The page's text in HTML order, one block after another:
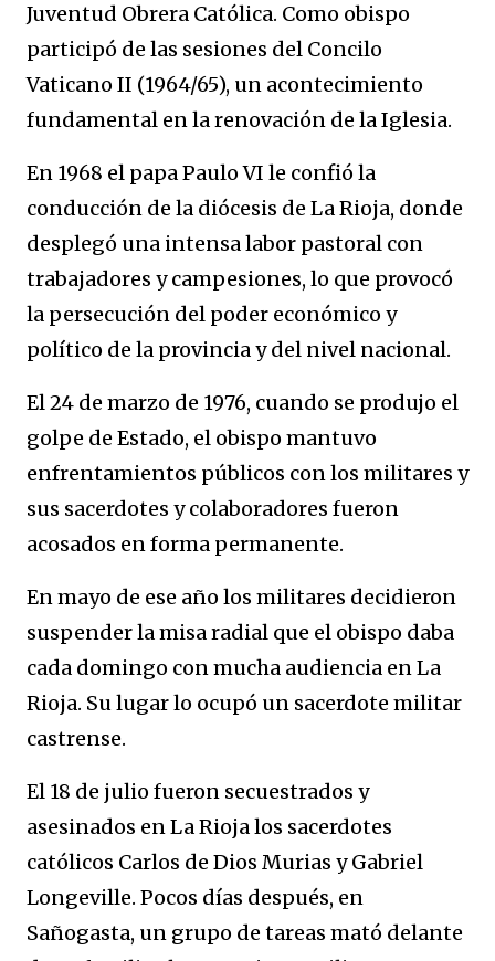
Juventud Obrera Católica. Como obispo
participó de las sesiones del Concilo
Vaticano II (1964/65), un acontecimiento
fundamental en la renovación de la Iglesia.
En 1968 el papa Paulo VI le confió la
conducción de la diócesis de La Rioja, donde
desplegó una intensa labor pastoral con
trabajadores y campesiones, lo que provocó
la persecución del poder económico y
político de la provincia y del nivel nacional.
El 24 de marzo de 1976, cuando se produjo el
golpe de Estado, el obispo mantuvo
enfrentamientos públicos con los militares y
sus sacerdotes y colaboradores fueron
acosados en forma permanente.
En mayo de ese año los militares decidieron
suspender la misa radial que el obispo daba
cada domingo con mucha audiencia en La
Rioja. Su lugar lo ocupó un sacerdote militar
castrense.
El 18 de julio fueron secuestrados y
asesinados en La Rioja los sacerdotes
católicos Carlos de Dios Murias y Gabriel
Longeville. Pocos días después, en
Sañogasta, un grupo de tareas mató delante